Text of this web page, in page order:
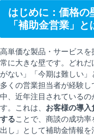
はじめに：価格の
「補助金営業」と
高単価な製品・サービス
常に大きな壁です。どれ
がない」「今期は難しい
多くの営業担当者が経験
中、近年注目されているの
す。これは、 お客様の導
することで、商談の成功
出し」として補助金情報を